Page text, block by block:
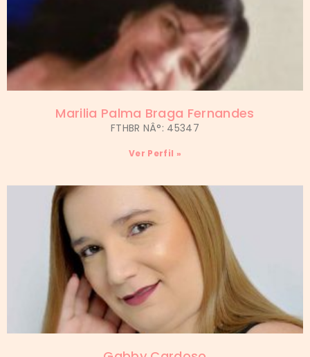
Marilia Palma Braga Fernandes
FTHBR NÂ°: 45347
Ver Perfil »